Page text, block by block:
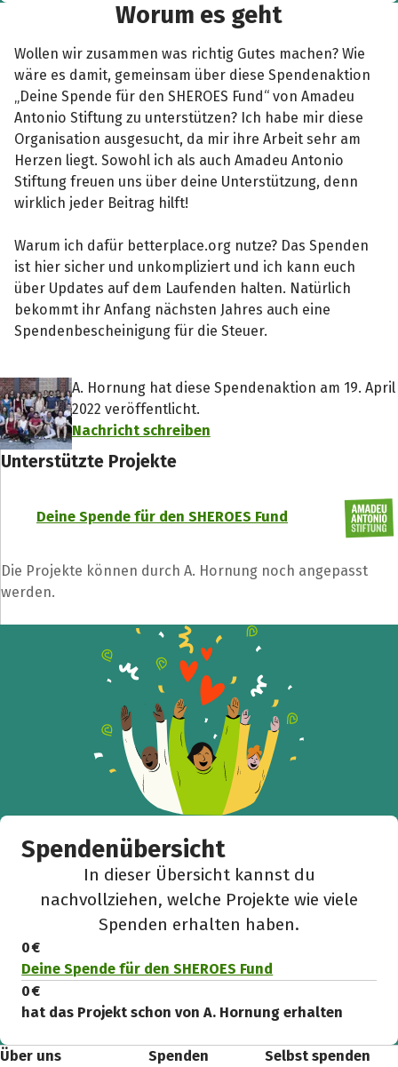
Worum es geht
Wollen wir zusammen was richtig Gutes machen? Wie
wäre es damit, gemeinsam über diese Spendenaktion
„Deine Spende für den SHEROES Fund“ von Amadeu
Antonio Stiftung zu unterstützen? Ich habe mir diese
Organisation ausgesucht, da mir ihre Arbeit sehr am
Herzen liegt. Sowohl ich als auch Amadeu Antonio
Stiftung freuen uns über deine Unterstützung, denn
wirklich jeder Beitrag hilft!
Warum ich dafür betterplace.org nutze? Das Spenden
ist hier sicher und unkompliziert und ich kann euch
über Updates auf dem Laufenden halten. Natürlich
bekommt ihr Anfang nächsten Jahres auch eine
Spendenbescheinigung für die Steuer.
A. Hornung hat diese Spendenaktion am 19. April
2022 veröffentlicht.
Nachricht schreiben
Unterstützte Projekte
Deine Spende für den SHEROES Fund
Die Projekte können durch A. Hornung noch angepasst
werden.
Spendenübersicht
In dieser Übersicht kannst du
nachvollziehen, welche Projekte wie viele
Spenden erhalten haben.
0 €
Deine Spende für den SHEROES Fund
0 €
hat das Projekt schon von A. Hornung erhalten
Über uns
Spenden
Selbst spenden